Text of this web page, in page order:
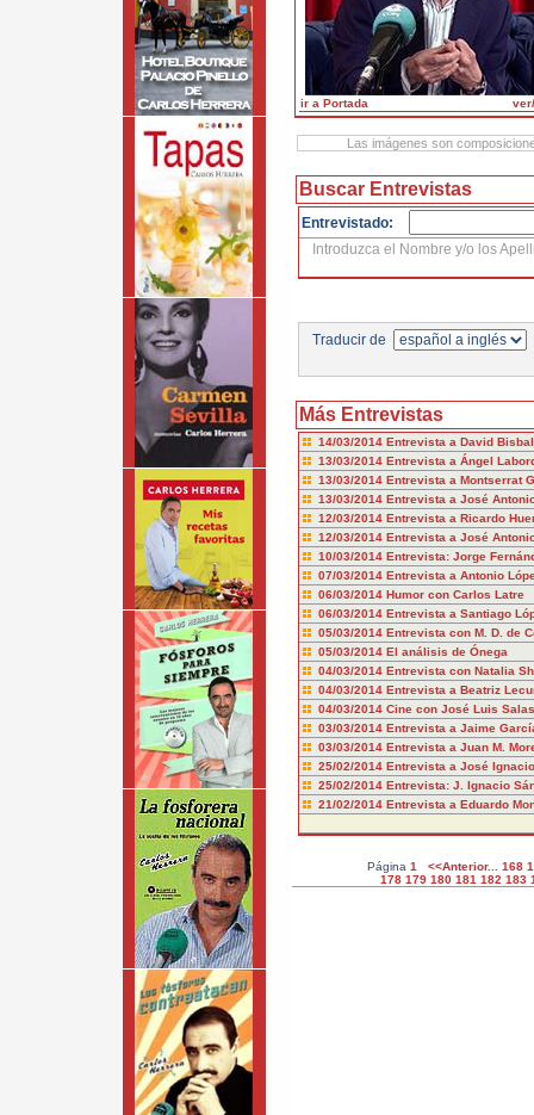
ir a Portada
Las imágenes son
Buscar Entrevistas
Entrevistado:
Introduzca el Nombre y/o los
Traducir de
Más Entrevistas
14/03/2014 Entrevista a David Bisbal
13/03/2014 Entrevista a Ángel
13/03/2014 Entrevista a Montserrat
13/03/2014 Entrevista a José
12/03/2014 Entrevista a Ricardo
12/03/2014 Entrevista a José
10/03/2014 Entrevista: Jorge
07/03/2014 Entrevista a Antonio
06/03/2014 Humor con Carlos Latre
06/03/2014 Entrevista a Santiago
05/03/2014 Entrevista con M. D. de
05/03/2014 El análisis de Ónega
04/03/2014 Entrevista con Natalia
04/03/2014 Entrevista a Beatriz
04/03/2014 Cine con José Luis Salas
03/03/2014 Entrevista a Jaime
03/03/2014 Entrevista a Juan M.
25/02/2014 Entrevista a José
25/02/2014 Entrevista: J. Ignacio
21/02/2014 Entrevista a Eduardo
Página 1 <<Anterior... 168
178 179 180 181 182 183